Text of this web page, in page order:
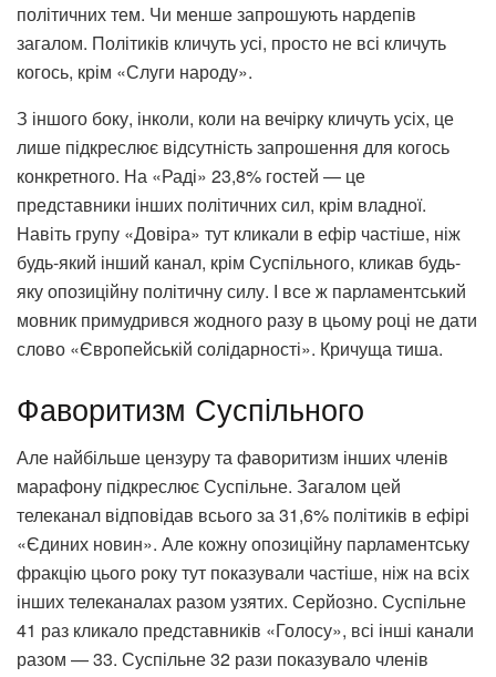
політичних тем. Чи менше запрошують нардепів
загалом. Політиків кличуть усі, просто не всі кличуть
когось, крім «Слуги народу».
З іншого боку, інколи, коли на вечірку кличуть усіх, це
лише підкреслює відсутність запрошення для когось
конкретного. На «Раді» 23,8% гостей — це
представники інших політичних сил, крім владної.
Навіть групу «Довіра» тут кликали в ефір частіше, ніж
будь-який інший канал, крім Суспільного, кликав будь-
яку опозиційну політичну силу. І все ж парламентський
мовник примудрився жодного разу в цьому році не дати
слово «Європейській солідарності». Кричуща тиша.
Фаворитизм Суспільного
Але найбільше цензуру та фаворитизм інших членів
марафону підкреслює Суспільне. Загалом цей
телеканал відповідав всього за 31,6% політиків в ефірі
«Єдиних новин». Але кожну опозиційну парламентську
фракцію цього року тут показували частіше, ніж на всіх
інших телеканалах разом узятих. Серйозно. Суспільне
41 раз кликало представників «Голосу», всі інші канали
разом — 33. Суспільне 32 рази показувало членів